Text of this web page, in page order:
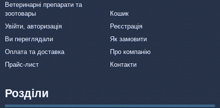
Ветеринарні препарати та
зоотовары
Кошик
Увійти, авторизація
Реєстрація
Ви переглядали
Як замовити
Оплата та доставка
Про компанію
Прайс-лист
Контакти
Розділи